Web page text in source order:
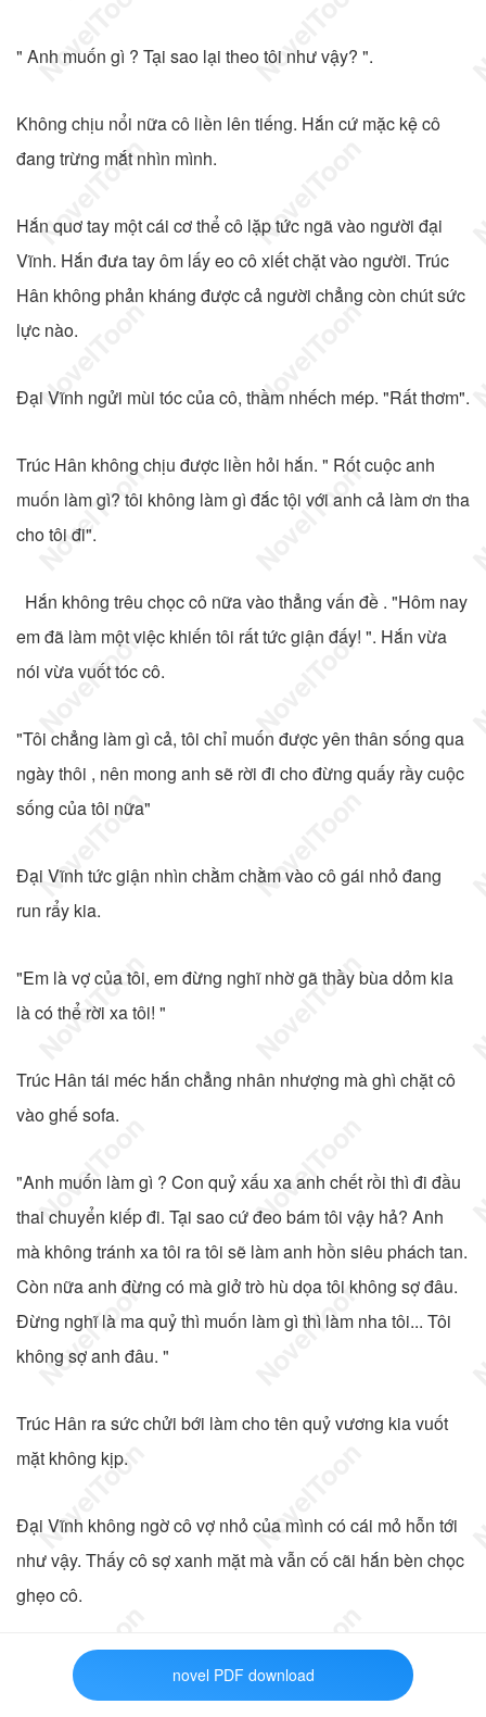
" Anh muốn gì ? Tại sao lại theo tôi như vậy? ".
Không chịu nổi nữa cô liền lên tiếng. Hắn cứ mặc kệ cô
đang trừng mắt nhìn mình.
Hắn quơ tay một cái cơ thể cô lặp tức ngã vào người đại
Vĩnh. Hắn đưa tay ôm lấy eo cô xiết chặt vào người. Trúc
Hân không phản kháng được cả người chẳng còn chút sức
lực nào.
Đại Vĩnh ngửi mùi tóc của cô, thầm nhếch mép. "Rất thơm".
Trúc Hân không chịu được liền hỏi hắn. " Rốt cuộc anh
muốn làm gì? tôi không làm gì đắc tội với anh cả làm ơn tha
cho tôi đi".
Hắn không trêu chọc cô nữa vào thẳng vấn đề . "Hôm nay
em đã làm một việc khiến tôi rất tức giận đấy! ". Hắn vừa
nói vừa vuốt tóc cô.
"Tôi chẳng làm gì cả, tôi chỉ muốn được yên thân sống qua
ngày thôi , nên mong anh sẽ rời đi cho đừng quấy rầy cuộc
sống của tôi nữa"
Đại Vĩnh tức giận nhìn chằm chằm vào cô gái nhỏ đang
run rẩy kia.
"Em là vợ của tôi, em đừng nghĩ nhờ gã thầy bùa dỏm kia
là có thể rời xa tôi! "
Trúc Hân tái méc hắn chẳng nhân nhượng mà ghì chặt cô
vào ghế sofa.
"Anh muốn làm gì ? Con quỷ xấu xa anh chết rồi thì đi đầu
thai chuyển kiếp đi. Tại sao cứ đeo bám tôi vậy hả? Anh
mà không tránh xa tôi ra tôi sẽ làm anh hồn siêu phách tan.
Còn nữa anh đừng có mà giở trò hù dọa tôi không sợ đâu.
Đừng nghĩ là ma quỷ thì muốn làm gì thì làm nha tôi... Tôi
không sợ anh đâu. "
Trúc Hân ra sức chửi bới làm cho tên quỷ vương kia vuốt
mặt không kịp.
Đại Vĩnh không ngờ cô vợ nhỏ của mình có cái mỏ hỗn tới
như vậy. Thấy cô sợ xanh mặt mà vẫn cố cãi hắn bèn chọc
ghẹo cô.
"Em đối xử với ân nhân của mình như vậy à, đừng quên
tôi đã cứu em khỏi gã thầy bùa dê xồm kia".
novel PDF download